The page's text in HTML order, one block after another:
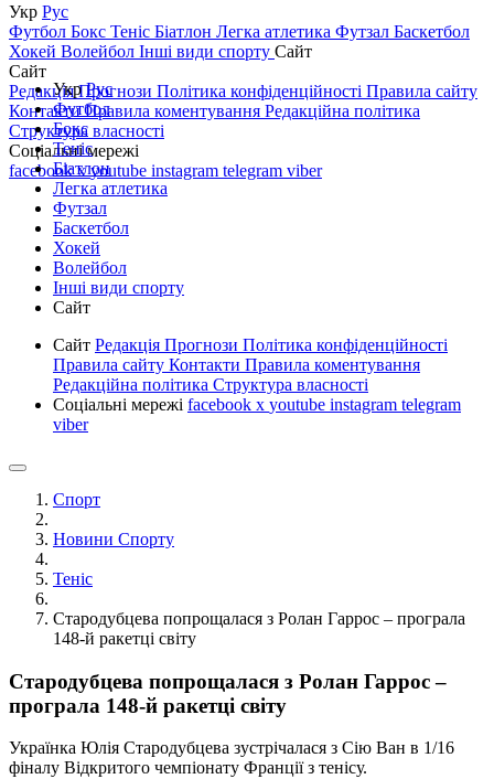
Укр Рус
Футбол Бокс Теніс Біатлон Легка атлетика Футзал Баскетбол
Хокей Волейбол Інші види спорту Сайт
Сайт
РедакціяПрогнози Політика конфіденційності Правила сайту
КонтактиПравила коментування Редакційна політика
Структура власності
Соціальні мережі
facebookxyoutube instagram telegram viber
УкрРус
Футбол
Бокс
Теніс
Біатлон
Легка атлетика
Футзал
Баскетбол
Хокей
Волейбол
Інші види спорту
Сайт
Сайт Редакція Прогнози Політика конфіденційності
Правила сайту Контакти Правила коментування
Редакційна політика Структура власності
Соціальні мережі facebook x youtube instagram telegram
viber
Спорт
Новини Спорту
Теніс
Стародубцева попрощалася з Ролан Гаррос – програла
148-й ракетці світу
Стародубцева попрощалася з Ролан Гаррос –
програла 148-й ракетці світу
Українка Юлія Стародубцева зустрічалася з Сію Ван в 1/16
фіналу Відкритого чемпіонату Франції з тенісу.